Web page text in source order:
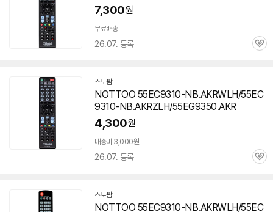
버
페
이
7,300원
무료배송
26.07. 등록
관
스토팜네
버
이
NOTTOO 55EC9310-NB.AKRWLH/55EC
9310-NB.AKRZLH/55EG9350.AKR
4,300원
배송비 3,000원
26.07. 등록
관
스토팜네
NOTTOO 55EC9310-NB.AKRWLH/55EC